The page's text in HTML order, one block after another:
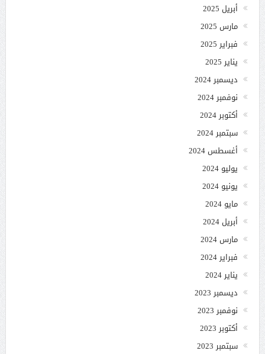
أبريل 2025
مارس 2025
فبراير 2025
يناير 2025
ديسمبر 2024
نوفمبر 2024
أكتوبر 2024
سبتمبر 2024
أغسطس 2024
يوليو 2024
يونيو 2024
مايو 2024
أبريل 2024
مارس 2024
فبراير 2024
يناير 2024
ديسمبر 2023
نوفمبر 2023
أكتوبر 2023
سبتمبر 2023